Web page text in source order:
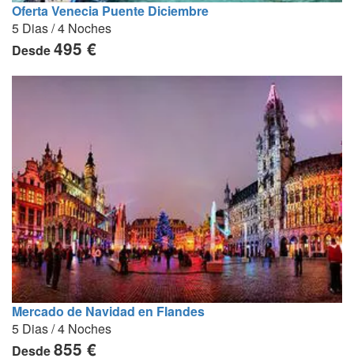
Oferta Venecia Puente Diciembre
5 Dias / 4 Noches
Desde495 €
Mercado de Navidad en Flandes
5 Dias / 4 Noches
Desde855 €